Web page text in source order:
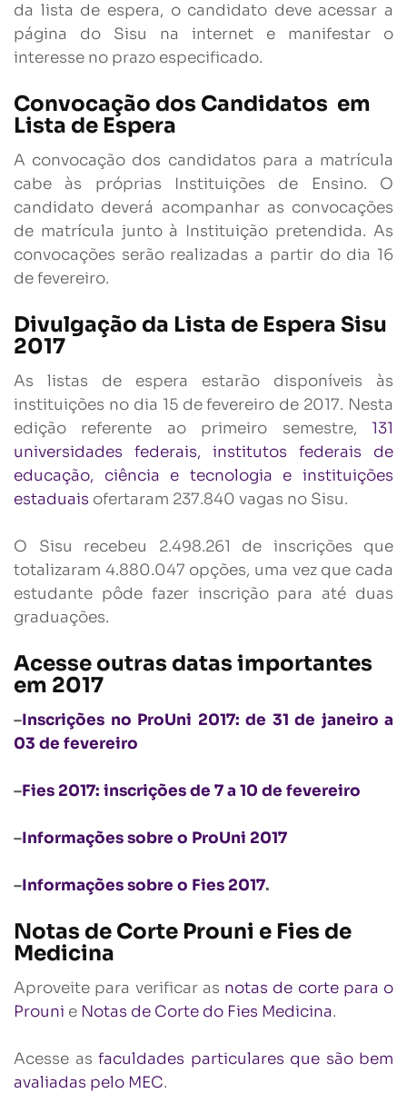
da lista de espera, o candidato deve acessar a
página do Sisu na internet e manifestar o
interesse no prazo especificado.
Convocação dos Candidatos em
Lista de Espera
A convocação dos candidatos para a matrícula
cabe às próprias Instituições de Ensino. O
candidato deverá acompanhar as convocações
de matrícula junto à Instituição pretendida. As
convocações serão realizadas a partir do dia 16
de fevereiro.
Divulgação da Lista de Espera Sisu
2017
As listas de espera estarão disponíveis às
instituições no dia 15 de fevereiro de 2017. Nesta
edição referente ao primeiro semestre, 131
universidades federais, institutos federais de
educação, ciência e tecnologia e instituições
estaduais ofertaram 237.840 vagas no Sisu.
O Sisu recebeu 2.498.261 de inscrições que
totalizaram 4.880.047 opções, uma vez que cada
estudante pôde fazer inscrição para até duas
graduações.
Acesse outras datas importantes
em 2017
–Inscrições no ProUni 2017: de 31 de janeiro a
03 de fevereiro
–Fies 2017: inscrições de 7 a 10 de fevereiro
–Informações sobre o ProUni 2017
–Informações sobre o Fies 2017.
Notas de Corte Prouni e Fies de
Medicina
Aproveite para verificar as notas de corte para o
Prouni e Notas de Corte do Fies Medicina.
Acesse as faculdades particulares que são bem
avaliadas pelo MEC.